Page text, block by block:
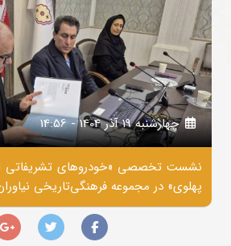
چهارشنبه 19 آذر 1404 - 14:56
نشست تخصصی «خودروهای تشریفاتی
پهلوی» در مجموعه فرهنگی‌تاریخی